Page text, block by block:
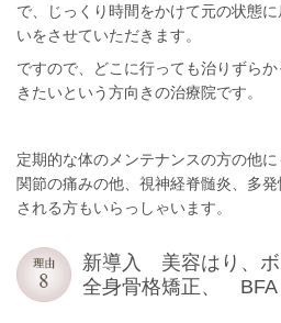
で、じっくり時間をかけて元の状態
いをさせていただきます。
ですので、どこに行っても治りずら
きたいという方向きの治療院です。
定期的な体のメンテナンスの方の他
関節の痛みの他、視神経脊髄炎、多
される方もいらっしゃいます。
新導入 美容はり、ボ
全身骨格矯正、 BFA